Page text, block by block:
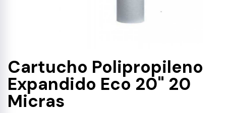
Cartucho Polipropileno
Expandido Eco 20" 20
Micras